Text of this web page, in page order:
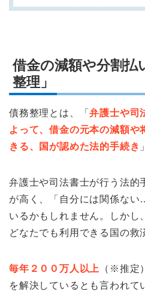
借金の減額や分割払
整理」
債務整理とは、「弁護士や司
よって、借金の元本の減額や
きる、国が認めた法的手続き
弁護士や司法書士が行う法的
が高く、「自分には関係な
いるかもしれません。しかし
どなたでも利用できる国の救
毎年２００万人以上
（※推定
を解決しているとも言われて